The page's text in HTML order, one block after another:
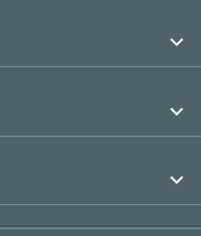


keyboard_arrow_down